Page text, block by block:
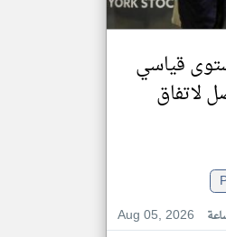
قياسي
لاتفاق
Aug 05, 2026